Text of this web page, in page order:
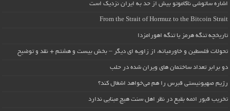
اشاره ساتوشی ناکاموتو بیش از حد به ایران نزدیک است
From the Strait of Hormuz to the Bitcoin Strait
تاریخچه تنگه هرمز یا تنگه اهورامزدا
تحولات فلسطین و خاورمیانه، از زاویه ای دیگر – بخش بیست و هشتم + نقد و توضیح
دو برابر تعداد ساختمان های ویران شده در حلب
رژیم صهیونیستی قبرس را هم می‌خواهد اشغال کند؟
تخریب قبور ائمه بقیع در نظر اهل سنت هیچ مبنایی ندارد